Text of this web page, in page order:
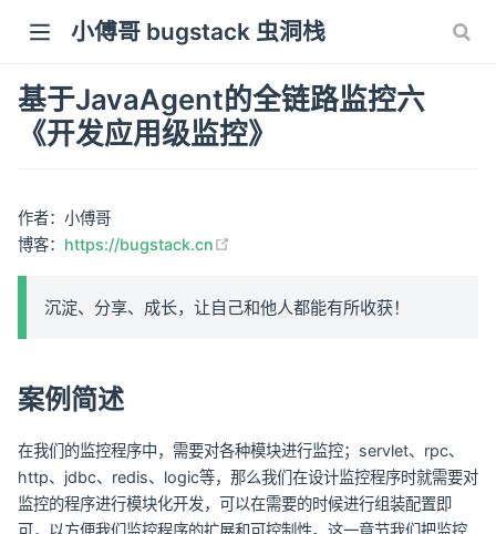
小傅哥 bugstack 虫洞栈
基于JavaAgent的全链路监控六
《开发应用级监控》
作者：小傅哥
博客： https://bugstack.cn
沉淀、分享、成长，让自己和他人都能有所收获！
案例简述
在我们的监控程序中，需要对各种模块进行监控；servlet、rpc、
http、jdbc、redis、logic等，那么我们在设计监控程序时就需要对
监控的程序进行模块化开发，可以在需要的时候进行组装配置即
可，以方便我们监控程序的扩展和可控制性。这一章节我们把监控